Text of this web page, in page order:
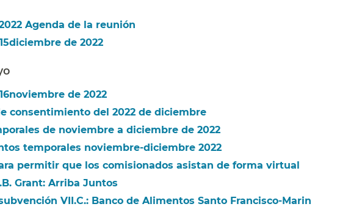
Agenda de la reunión​​
de 2022​​
de 2022​​
consentimiento del 2022 de diciembre​​
de noviembre a diciembre de 2022​​
temporales noviembre-diciembre 2022​​
permitir que los comisionados asistan de forma virtual​​
Grant: Arriba Juntos​​
VII.C.: Banco de Alimentos Santo Francisco-Marin​​